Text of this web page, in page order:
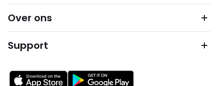
Over ons
Support